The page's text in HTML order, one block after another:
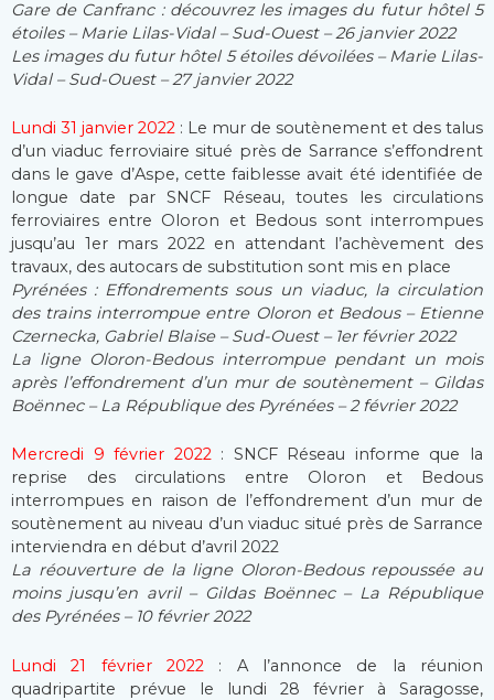
Gare de Canfranc : découvrez les images du futur hôtel 5
étoiles – Marie Lilas-Vidal – Sud-Ouest – 26 janvier 2022
Les images du futur hôtel 5 étoiles dévoilées – Marie Lilas-
Vidal – Sud-Ouest – 27 janvier 2022
Lundi 31 janvier 2022 : Le mur de soutènement et des talus
d’un viaduc ferroviaire situé près de Sarrance s’effondrent
dans le gave d’Aspe, cette faiblesse avait été identifiée de
longue date par SNCF Réseau, toutes les circulations
ferroviaires entre Oloron et Bedous sont interrompues
jusqu’au 1er mars 2022 en attendant l’achèvement des
travaux, des autocars de substitution sont mis en place
Pyrénées : Effondrements sous un viaduc, la circulation
des trains interrompue entre Oloron et Bedous – Etienne
Czernecka, Gabriel Blaise – Sud-Ouest – 1er février 2022
La ligne Oloron-Bedous interrompue pendant un mois
après l’effondrement d’un mur de soutènement – Gildas
Boënnec – La République des Pyrénées – 2 février 2022
Mercredi 9 février 2022: SNCF Réseau informe que la
reprise des circulations entre Oloron et Bedous
interrompues en raison de l’effondrement d’un mur de
soutènement au niveau d’un viaduc situé près de Sarrance
interviendra en début d’avril 2022
La réouverture de la ligne Oloron-Bedous repoussée au
moins jusqu’en avril – Gildas Boënnec – La République
des Pyrénées – 10 février 2022
Lundi 21 février 2022 : A l’annonce de la réunion
quadripartite prévue le lundi 28 février à Saragosse,